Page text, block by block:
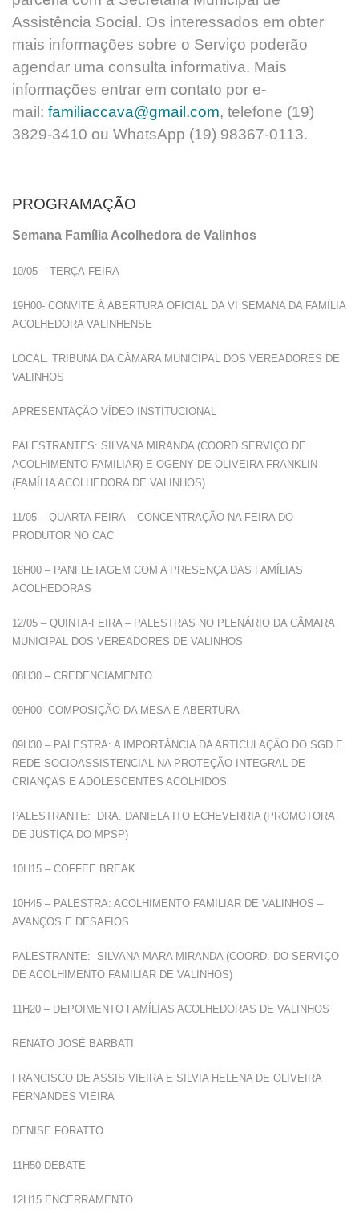
Assistência Social. Os interessados em obter
mais informações sobre o Serviço poderão
agendar uma consulta informativa. Mais
informações entrar em contato por e-
mail: familiaccava@gmail.com, telefone (19)
3829-3410 ou WhatsApp (19) 98367-0113.
PROGRAMAÇÃO
Semana Família Acolhedora de Valinhos
10/05 – TERÇA-FEIRA
19H00- CONVITE À ABERTURA OFICIAL DA VI SEMANA DA FAMÍLIA
ACOLHEDORA VALINHENSE
LOCAL: TRIBUNA DA CÂMARA MUNICIPAL DOS VEREADORES DE
VALINHOS
APRESENTAÇÃO VÍDEO INSTITUCIONAL
PALESTRANTES: SILVANA MIRANDA (COORD.SERVIÇO DE
ACOLHIMENTO FAMILIAR) E OGENY DE OLIVEIRA FRANKLIN
(FAMÍLIA ACOLHEDORA DE VALINHOS)
11/05 – QUARTA-FEIRA – CONCENTRAÇÃO NA FEIRA DO
PRODUTOR NO CAC
16H00 – PANFLETAGEM COM A PRESENÇA DAS FAMÍLIAS
ACOLHEDORAS
12/05 – QUINTA-FEIRA – PALESTRAS NO PLENÁRIO DA CÂMARA
MUNICIPAL DOS VEREADORES DE VALINHOS
08H30 – CREDENCIAMENTO
09H00- COMPOSIÇÃO DA MESA E ABERTURA
09H30 – PALESTRA: A IMPORTÂNCIA DA ARTICULAÇÃO DO SGD E
REDE SOCIOASSISTENCIAL NA PROTEÇÃO INTEGRAL DE
CRIANÇAS E ADOLESCENTES ACOLHIDOS
PALESTRANTE: DRA. DANIELA ITO ECHEVERRIA (PROMOTORA
DE JUSTIÇA DO MPSP)
10H15 – COFFEE BREAK
10H45 – PALESTRA: ACOLHIMENTO FAMILIAR DE VALINHOS –
AVANÇOS E DESAFIOS
PALESTRANTE: SILVANA MARA MIRANDA (COORD. DO SERVIÇO
DE ACOLHIMENTO FAMILIAR DE VALINHOS)
11H20 – DEPOIMENTO FAMÍLIAS ACOLHEDORAS DE VALINHOS
RENATO JOSÉ BARBATI
FRANCISCO DE ASSIS VIEIRA E SILVIA HELENA DE OLIVEIRA
FERNANDES VIEIRA
DENISE FORATTO
11H50 DEBATE
12H15 ENCERRAMENTO